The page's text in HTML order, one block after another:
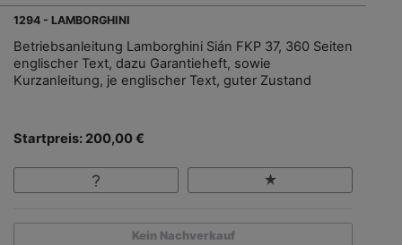
1294 - LAMBORGHINI
Betriebsanleitung Lamborghini Sián FKP 37, 360 Seiten
englischer Text, dazu Garantieheft, sowie
Kurzanleitung, je englischer Text, guter Zustand
Startpreis: 200,00 €
Kein Nachverkauf